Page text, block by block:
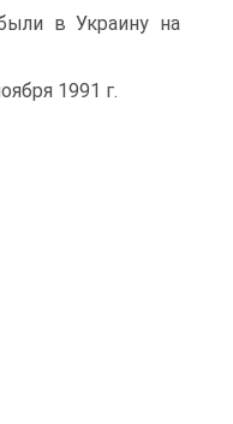
в Украину на
1991 г.